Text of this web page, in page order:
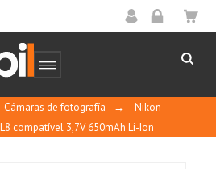
Cámaras de fotografía →
Nikon
compatível 3,7V 650mAh Li-Ion